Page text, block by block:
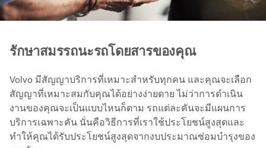
รักษาสมรรถนะรถโดยสารของคุณ
Volvo มีสัญญาบริการที่เหมาะสำหรับทุกคน และคุณจะเลือก
สัญญาที่เหมาะสมกับคุณได้อย่างง่ายดาย ไม่ว่าการดำเนิน
งานของคุณจะเป็นแบบไหนก็ตาม รถแต่ละคันจะมีแผนการ
บริการเฉพาะคัน นั่นคือวิธีการที่เราใช้ประโยชน์สูงสุดและ
ทำให้คุณได้รับประโยชน์สูงสุดจากงบประมาณซ่อมบำรุงของ